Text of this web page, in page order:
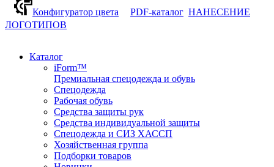
Конфигуратор цвета
PDF-каталог НАНЕСЕНИЕ
ЛОГОТИПОВ
Каталог
iForm™
Премиальная спецодежда и обувь
Спецодежда
Рабочая обувь
Средства защиты рук
Средства индивидуальной защиты
Спецодежда и СИЗ ХАССП
Хозяйственная группа
Подборки товаров